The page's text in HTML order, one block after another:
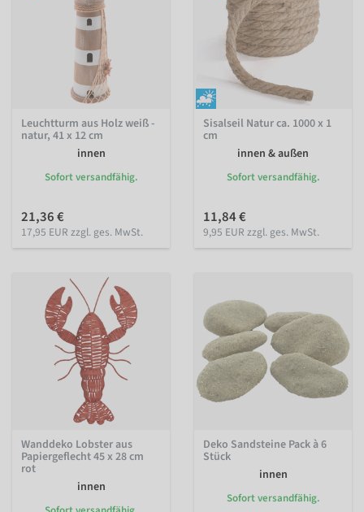
Leuchtturm aus Holz weiß -
natur, 41 x 12 cm
innen
Sofort versandfähig.
21,36 €
17,95 EUR zzgl. ges. MwSt.
Sisalseil Natur ca. 1000 x 1
cm
innen & außen
Sofort versandfähig.
11,84 €
9,95 EUR zzgl. ges. MwSt.
Wanddeko Lobster aus
Papiergeflecht 45 x 28 cm
rot
innen
Deko Sandsteine Pack à 6
Stück
innen
Sofort versandfähig.